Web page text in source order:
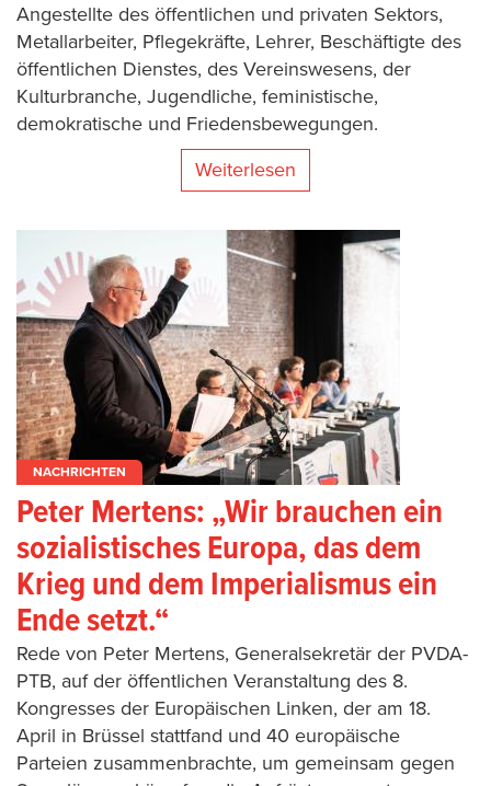
Angestellte des öffentlichen und privaten Sektors,
Metallarbeiter, Pflegekräfte, Lehrer, Beschäftigte des
öffentlichen Dienstes, des Vereinswesens, der
Kulturbranche, Jugendliche, feministische,
demokratische und Friedensbewegungen.
Weiterlesen
NACHRICHTEN
Peter Mertens: „Wir brauchen ein
sozialistisches Europa, das dem
Krieg und dem Imperialismus ein
Ende setzt.“
Rede von Peter Mertens, Generalsekretär der PVDA-
PTB, auf der öffentlichen Veranstaltung des 8.
Kongresses der Europäischen Linken, der am 18.
April in Brüssel stattfand und 40 europäische
Parteien zusammenbrachte, um gemeinsam gegen